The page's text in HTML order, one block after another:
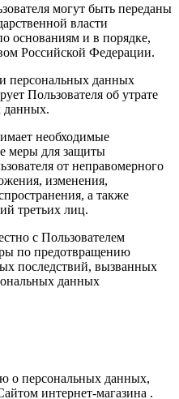
могут быть переданы
власти
основаниям и в порядке,
Российской Федерации.
персональных данных
Пользователя об утрате
данных.
необходимые
меры для защиты
от неправомерного
изменения,
а также
третьих лиц.
с Пользователем
по предотвращению
последствий, вызванных
данных
о персональных данных,
интернет-магазина .